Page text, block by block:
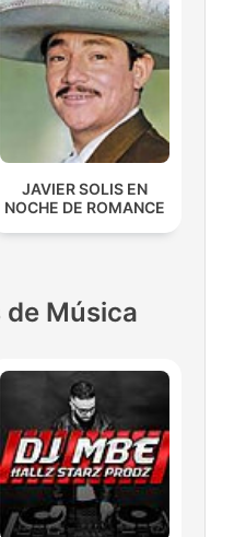
JAVIER SOLIS EN
NOCHE DE ROMANCE
Música